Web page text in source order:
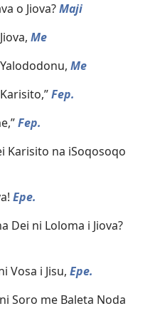
o Jiova?Maji
Me
Me
Fep.
Fep.
Karisito na iSoqosoqo
Epe.
Dei ni Loloma i Jiova?
Vosa i Jisu, Epe.
Soro me Baleta Noda